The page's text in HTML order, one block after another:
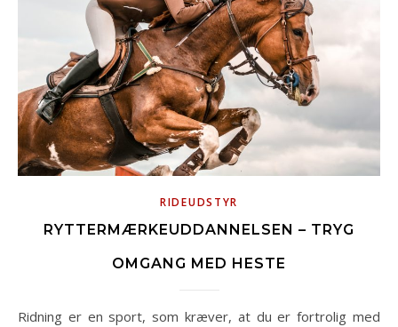
RIDEUDSTYR
RYTTERMÆRKEUDDANNELSEN – TRYG
OMGANG MED HESTE
Ridning er en sport, som kræver, at du er fortrolig med